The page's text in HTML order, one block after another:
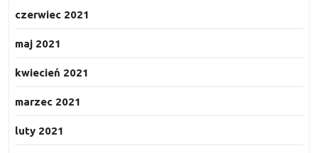
czerwiec 2021
maj 2021
kwiecień 2021
marzec 2021
luty 2021